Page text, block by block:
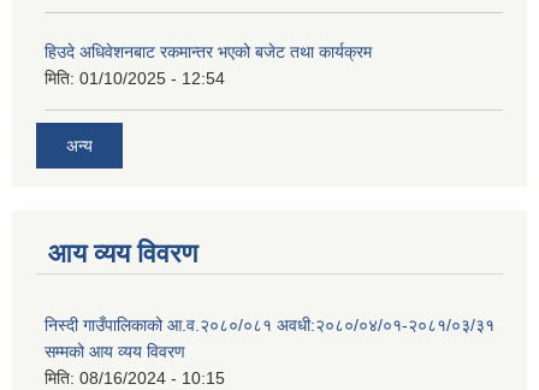
हिउदे अधिवेशनबाट रकमान्तर भएको बजेट तथा कार्यक्रम
मिति: 01/10/2025 - 12:54
अन्य
आय व्यय विवरण
निस्दी गाउँपालिकाको आ.व.२०८०/०८१ अवधी:२०८०/०४/०१-२०८१/०३/३१
सम्मको आय व्यय विवरण
मिति: 08/16/2024 - 10:15